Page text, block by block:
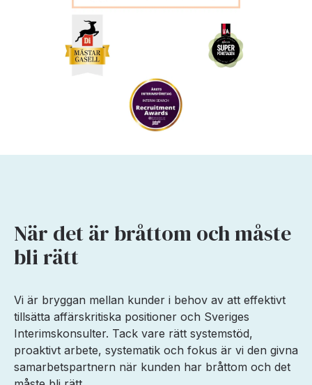
När det är bråttom och måste
bli rätt
Vi är bryggan mellan kunder i behov av att effektivt
tillsätta affärskritiska positioner och Sveriges
Interimskonsulter. Tack vare rätt systemstöd,
proaktivt arbete, systematik och fokus är vi den givna
samarbetspartnern när kunden har bråttom och det